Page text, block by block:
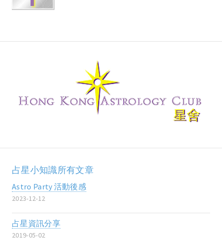
占星小知識所有文章
Astro Party 活動後感
2023-12-12
占星資訊分享
2019-05-02